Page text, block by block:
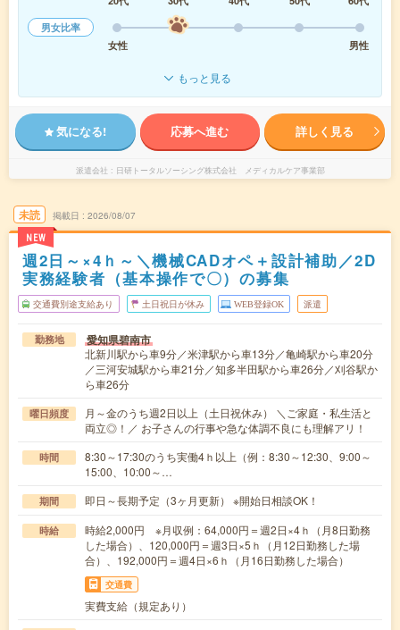
男女比率
女性
男性
もっと見る
気になる! 応募へ進む 詳しく見る
派遣会社 日研トータルソーシング株式会社 メディカルケア事業部
未読
NEW
掲載日 2026/08/07
週2日～×4ｈ～＼機械CADオペ＋設計補助／2D
実務経験者（基本操作で〇）の募集
交通費別途支給あり 土日祝日が休み WEB登録OK 派遣
勤務地 愛知県碧南市
北新川駅から車9分／米津駅から車13分／亀崎駅から車20分
／三河安城駅から車21分／知多半田駅から車26分／刈谷駅か
ら車26分
曜日頻度
月～金のうち週2日以上（土日祝休み） ＼ご家庭・私生活と
両立◎！／ お子さんの行事や急な体調不良にも理解アリ！
時間
8:30～17:30のうち実働4ｈ以上（例：8:30～12:30、9:00～
15:00、10:00～…
期間 即日～長期予定（3ヶ月更新） ※開始日相談OK！
時給
時給2,000円 ※月収例：64,000円＝週2日×4ｈ（月8日勤務
した場合）、120,000円＝週3日×5ｈ（月12日勤務した場
合）、192,000円＝週4日×6ｈ（月16日勤務した場合）
交通費
実費支給（規定あり）